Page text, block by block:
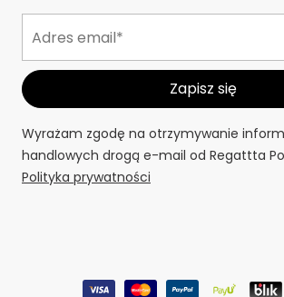
Wyrażam zgodę na otrzymywanie
handlowych drogą e-mail od Regattta
Polityka prywatności